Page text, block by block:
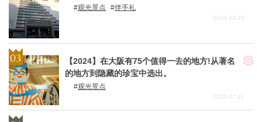
观光景点 伴手礼
2024-12-20
【2024】在大阪有75个值得一去的地方!从著名
的地方到隐藏的珍宝中选出。
观光景点
2022-07-12